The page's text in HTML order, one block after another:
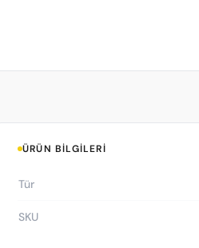
ÜRÜN BILGILERI
Tür
SKU